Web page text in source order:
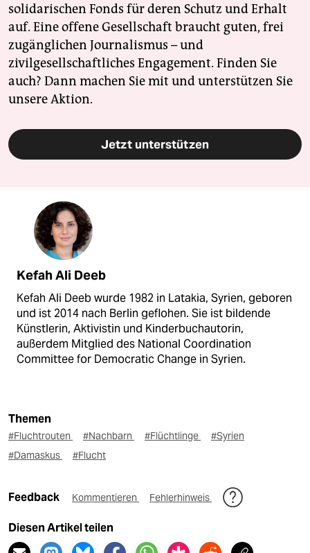
solidarischen Fonds für deren Schutz und Erhalt
auf. Eine offene Gesellschaft braucht guten, frei
zugänglichen Journalismus – und
zivilgesellschaftliches Engagement. Finden Sie
auch? Dann machen Sie mit und unterstützen Sie
unsere Aktion.
Jetzt unterstützen
Kefah Ali Deeb
Kefah Ali Deeb wurde 1982 in Latakia, Syrien, geboren
und ist 2014 nach Berlin geflohen. Sie ist bildende
Künstlerin, Aktivistin und Kinderbuchautorin,
außerdem Mitglied des National Coordination
Committee for Democratic Change in Syrien.
Themen
#Fluchtrouten #Nachbarn #Flüchtlinge
#Syrien
#Damaskus
#Flucht
Feedback Kommentieren Fehlerhinweis
Diesen Artikel teilen